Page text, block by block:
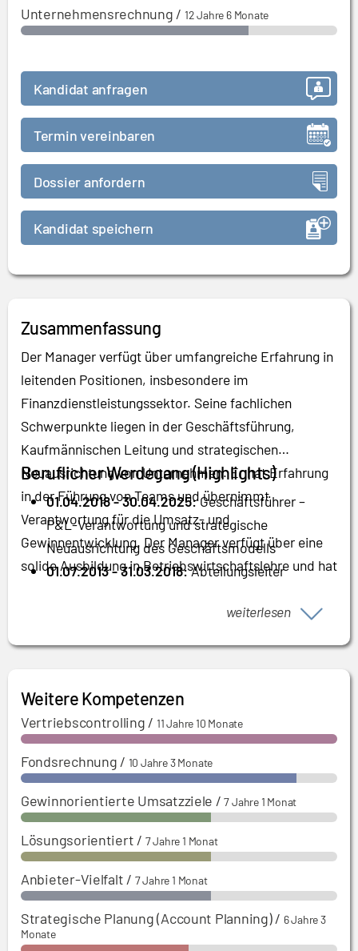
Unternehmensrechnung / 12 Jahre 6 Monate
Kandidat anfragen
Termin vereinbaren
Dossier anfordern
Kandidat speichern
Zusammenfassung
Der Manager verfügt über umfangreiche Erfahrung in
leitenden Positionen, insbesondere im
Finanzdienstleistungssektor. Seine fachlichen
Schwerpunkte liegen in der Geschäftsführung,
Kaufmännischen Leitung und strategischen
Neuausrichtung von Unternehmen. Er hat Erfahrung
in der Führung von Teams und übernimmt
Verantwortung für die Umsatz- und
Gewinnentwicklung. Der Manager verfügt über eine
solide Ausbildung in Betriebswirtschaftslehre und hat
Beruflicher Werdegang (Highlights)
01.04.2018 - 30.04.2025:Geschäftsführer –
P&L-Verantwortung und strategische
Neuausrichtung des Geschäftsmodells
01.07.2013 - 31.03.2018:Abteilungsleiter
Abteilungsleiter
weiterlesen
Weitere Kompetenzen
Vertriebscontrolling / 11 Jahre 10 Monate
Fondsrechnung / 10 Jahre 3 Monate
Gewinnorientierte Umsatzziele /7 Jahre 1 Monat
Lösungsorientiert / 7 Jahre 1 Monat
Anbieter-Vielfalt / 7 Jahre 1 Monat
Strategische Planung (Account Planning)/ 6 Jahre 3
Monate